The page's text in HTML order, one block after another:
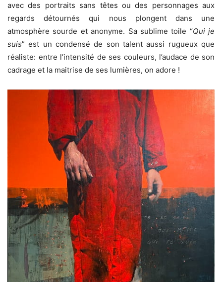
avec des portraits sans têtes ou des personnages aux
regards détournés qui nous plongent dans une
atmosphère sourde et anonyme. Sa sublime toile “Qui je
suis” est un condensé de son talent aussi rugueux que
réaliste: entre l’intensité de ses couleurs, l’audace de son
cadrage et la maitrise de ses lumières, on adore !